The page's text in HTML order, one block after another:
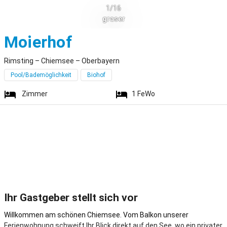
1/16
graser
MoierhofRimsting
Rimsting – Chiemsee – Oberbayern
Pool/Bademöglichkeit Biohof
Zimmer 1 FeWo
Ihr Gastgeber stellt sich vor
Willkommen am schönen Chiemsee. Vom Balkon unserer